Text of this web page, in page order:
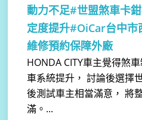
動力不足#世盟煞車卡
定度提升#OiCar台中
維修預約保障外廠
HONDA CITY車主覺得煞
車系統提升， 討論後選擇
後測試車主相當滿意， 將
滿。...